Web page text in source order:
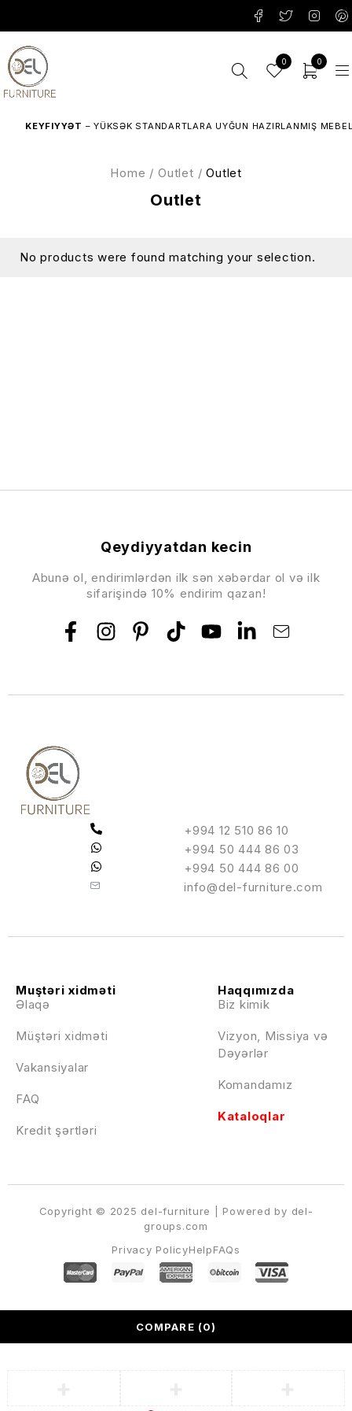
0 0
KEYFIYYƏT– YÜKSƏK STANDARTLARA UYĞUN HAZIRLANMIŞ
Outlet
Home / Outlet / Outlet
No products were found matching your selection.
+994 12 510 86 10
+994 50 444 86 03
+994 50 444 86 00
info@del-furniture.com
Haqqımızda
Biz kimik
Vizyon, Missiya və
Dəyərlər
Komandamız
Kataloqlar
Muştəri xidməti
Əlaqə
Müştəri xidməti
Vakansiyalar
FAQ
Kredit şərtləri
Qeydiyyatdan kecin
Abunə ol, endirimlərdən ilk sən xəbərdar ol və ilk
sifarişində 10% endirim qazan!
Privacy PolicyHelpFAQs
Copyright © 2025 del-furniture | Powered by del-
groups.com
COMPARE (0)